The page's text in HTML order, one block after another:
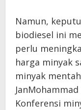
Namun,
biodiesel ini
perlu
harga minyak
minyak
Konferensi